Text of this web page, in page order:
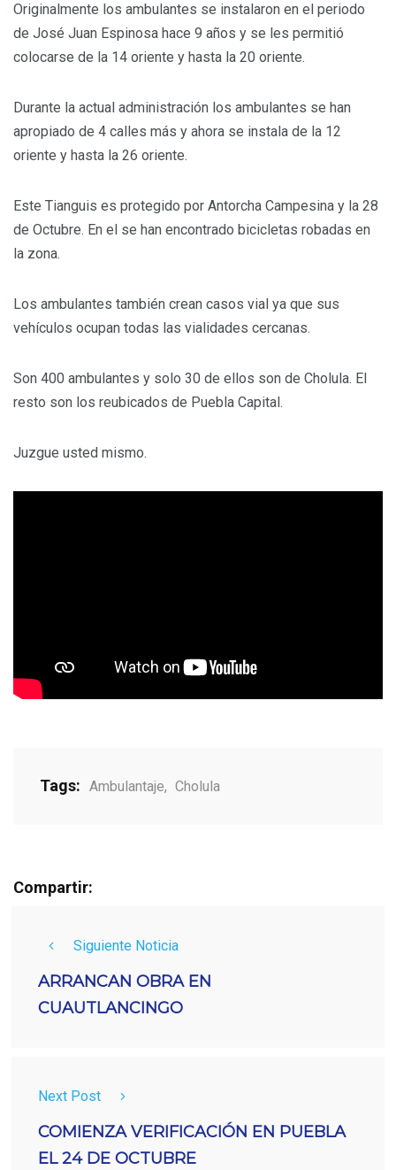
Originalmente los ambulantes se instalaron en el periodo
de José Juan Espinosa hace 9 años y se les permitió
colocarse de la 14 oriente y hasta la 20 oriente.
Durante la actual administración los ambulantes se han
apropiado de 4 calles más y ahora se instala de la 12
oriente y hasta la 26 oriente.
Este Tianguis es protegido por Antorcha Campesina y la 28
de Octubre. En el se han encontrado bicicletas robadas en
la zona.
Los ambulantes también crean casos vial ya que sus
vehículos ocupan todas las vialidades cercanas.
Son 400 ambulantes y solo 30 de ellos son de Cholula. El
resto son los reubicados de Puebla Capital.
Juzgue usted mismo.
Tags: Ambulantaje, Cholula
Compartir:
Siguiente Noticia
ARRANCAN OBRA EN
CUAUTLANCINGO
Next Post
COMIENZA VERIFICACIÓN EN PUEBLA
EL 24 DE OCTUBRE